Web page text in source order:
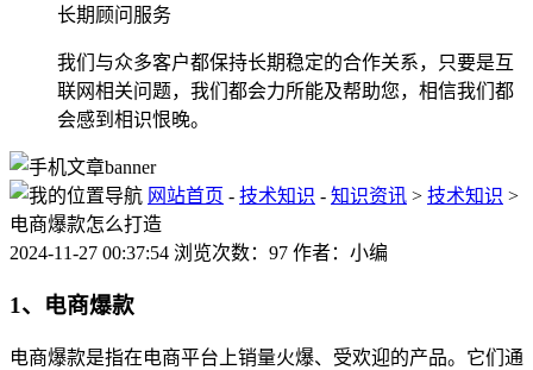
长期顾问服务
我们与众多客户都保持长期稳定的合作关系，只要是互
联网相关问题，我们都会力所能及帮助您，相信我们都
会感到相识恨晚。
网站首页 - 技术知识 - 知识资讯 > 技术知识 >
电商爆款怎么打造
2024-11-27 00:37:54 浏览次数：97 作者：小编
1、电商爆款
电商爆款是指在电商平台上销量火爆、受欢迎的产品。它们通